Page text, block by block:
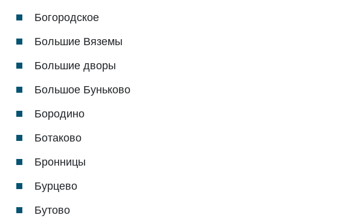
Богородское
Большие Вяземы
Большие дворы
Большое Буньково
Бородино
Ботаково
Бронницы
Бурцево
Бутово